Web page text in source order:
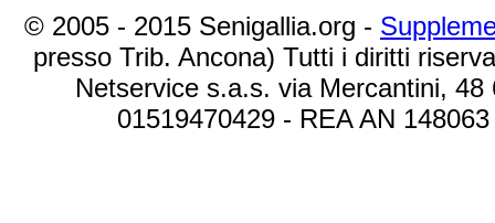
© 2005 - 2015 Senigallia.org -
presso Trib. Ancona) Tutti i diritti
Netservice s.a.s. via Mercantini,
01519470429 - REA AN